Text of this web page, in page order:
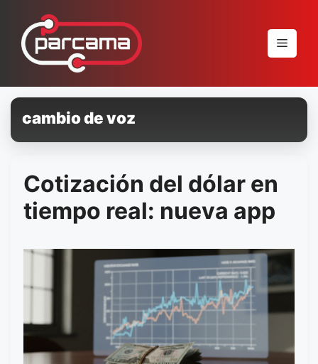
conteúdo
Menu
cambio de voz
Cotización del dólar en
tiempo real: nueva app